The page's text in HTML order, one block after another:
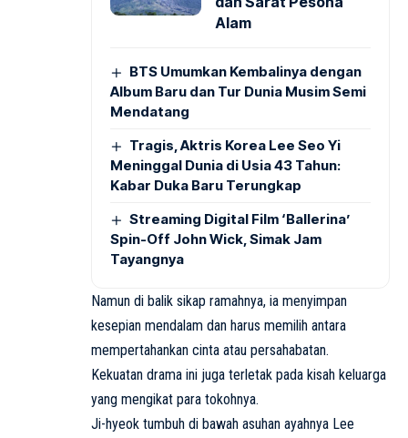
Alam
BTS Umumkan Kembalinya dengan
Album Baru dan Tur Dunia Musim Semi
Mendatang
Tragis, Aktris Korea Lee Seo Yi
Meninggal Dunia di Usia 43 Tahun:
Kabar Duka Baru Terungkap
Streaming Digital Film ‘Ballerina’
Spin-Off John Wick, Simak Jam
Tayangnya
Namun di balik sikap ramahnya, ia menyimpan
kesepian mendalam dan harus memilih antara
mempertahankan cinta atau persahabatan.
Kekuatan drama ini juga terletak pada kisah keluarga
yang mengikat para tokohnya.
Ji-hyeok tumbuh di bawah asuhan ayahnya Lee